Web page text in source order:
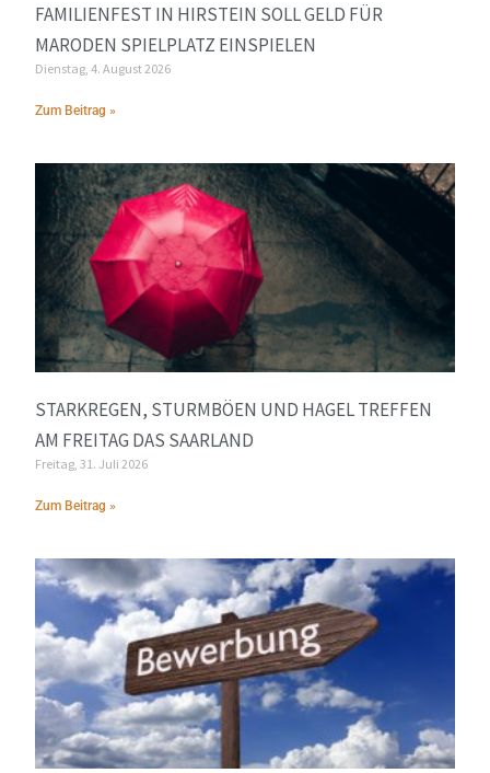
FAMILIENFEST IN HIRSTEIN SOLL GELD FÜR
MARODEN SPIELPLATZ EINSPIELEN
Dienstag, 4. August 2026
Zum Beitrag »
STARKREGEN, STURMBÖEN UND HAGEL TREFFEN
AM FREITAG DAS SAARLAND
Freitag, 31. Juli 2026
Zum Beitrag »